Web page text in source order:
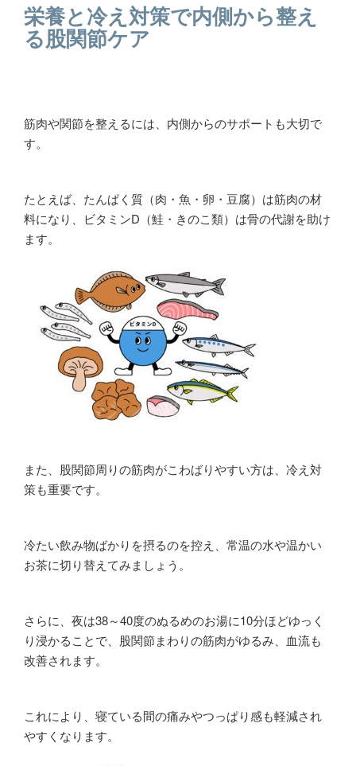
栄養と冷え対策で内側から整え
る股関節ケア
筋肉や関節を整えるには、内側からのサポートも大切で
す。
たとえば、たんぱく質（肉・魚・卵・豆腐）は筋肉の材
料になり、ビタミンD（鮭・きのこ類）は骨の代謝を助け
ます。
また、股関節周りの筋肉がこわばりやすい方は、冷え対
策も重要です。
冷たい飲み物ばかりを摂るのを控え、常温の水や温かい
お茶に切り替えてみましょう。
さらに、夜は38～40度のぬるめのお湯に10分ほどゆっく
り浸かることで、股関節まわりの筋肉がゆるみ、血流も
改善されます。
これにより、寝ている間の痛みやつっぱり感も軽減され
やすくなります。